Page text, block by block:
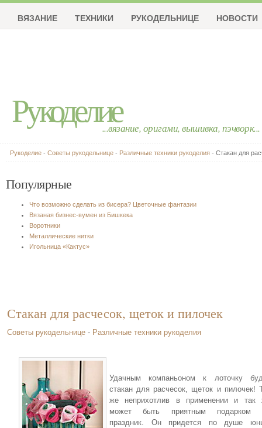
Рукоделие...вязание, оригами, вышивка, пэчворк...
ВЯЗАНИЕ ТЕХНИКИ РУКОДЕЛЬНИЦЕ НОВОСТИ
Рукоделие - Советы рукодельнице - Различные техники рукоделия - Стакан для
Популярные
Что возможно сделать из бисера? Цветочные фантазии
Вязаная бизнес-вумен из Бишкека
Воротники
Металлические нитки
Игольница «Кактус»
Стакан для расчесок, щеток и пилочек
Советы рукодельнице - Различные техники рукоделия
Удачным компаньоном к лоточку
стакан для расчесок, щеток и пилочек!
же неприхотлив в применении и так
может быть приятным подарком
праздник. Он придется по душе